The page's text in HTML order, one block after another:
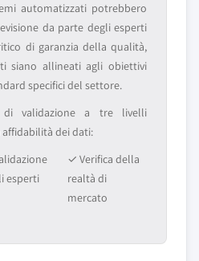
automatizzati potrebbero
da parte degli esperti
di garanzia della qualità,
siano allineati agli obiettivi
specifici del settore.
validazione a tre livelli
affidabilità dei dati:
esperti
✓ Verifica della
realtà di
mercato